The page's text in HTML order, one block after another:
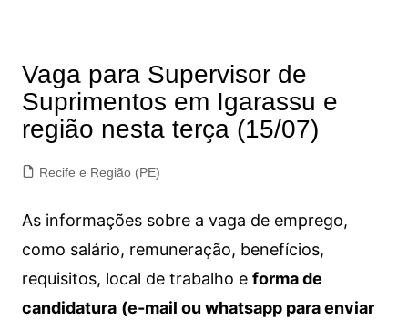
Vaga para Supervisor de
Suprimentos em Igarassu e
região nesta terça (15/07)
Recife e Região (PE)
As informações sobre a vaga de emprego,
como salário, remuneração, benefícios,
requisitos, local de trabalho e forma de
candidatura (e-mail ou whatsapp para enviar